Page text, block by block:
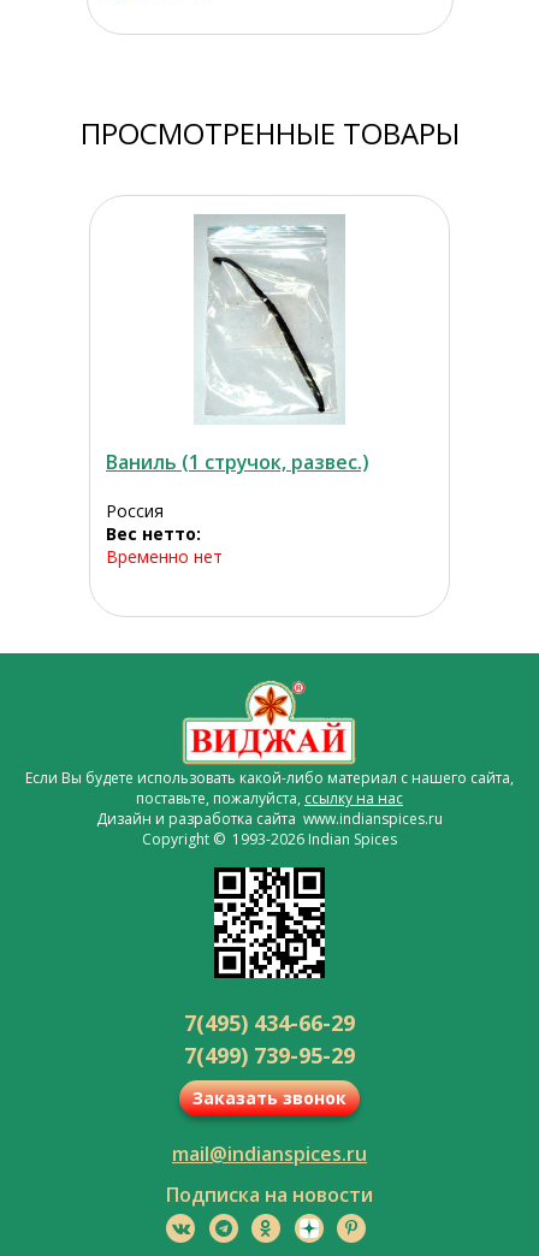
ПРОСМОТРЕННЫЕ ТОВАРЫ
Ваниль (1 стручок, развес.)
Россия
Вес нетто:
Временно нет
Если Вы будете использовать какой-либо материал с нашего сайта,
поставьте, пожалуйста, ссылку на нас
Дизайн и разработка сайта www.indianspices.ru
Copyright © 1993-2026 Indian Spices
7(495) 434-66-29
7(499) 739-95-29
Заказать звонок
mail@indianspices.ru
Подписка на новости